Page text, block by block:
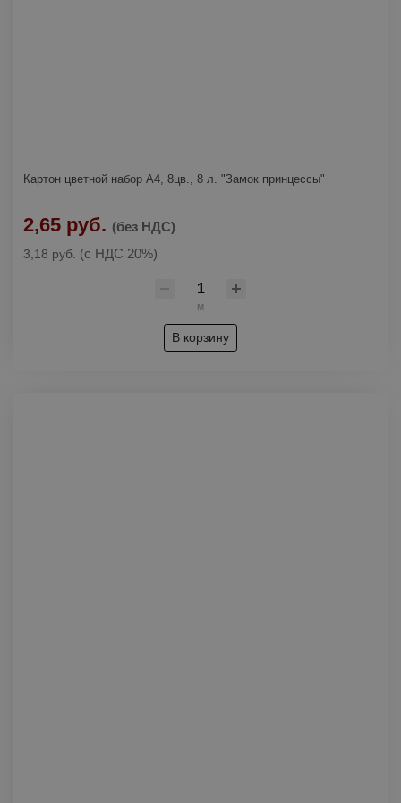
Картон цветной набор А4, 8цв., 8 л. "Замок принцессы"
2,65 руб. (без НДС)
3,18 руб. (с НДС 20%)
м
В корзину